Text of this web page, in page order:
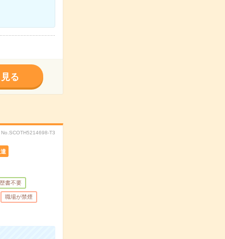
る
No.SCOTH5214698-T3
書不要
職場が禁煙